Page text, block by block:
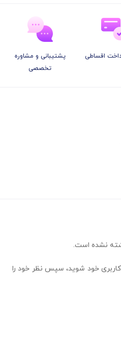
اقساطی
پشتیبانی و مشاوره
تخصصی
نشده است.
کاربری خود شوید، سپس نظر خود را